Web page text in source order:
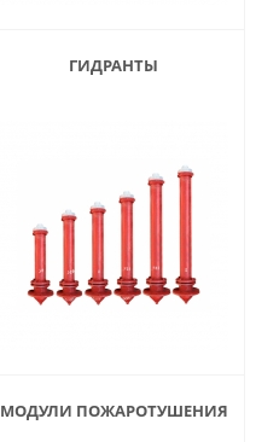
ГИДРАНТЫ
МОДУЛИ ПОЖАРОТУШЕНИЯ